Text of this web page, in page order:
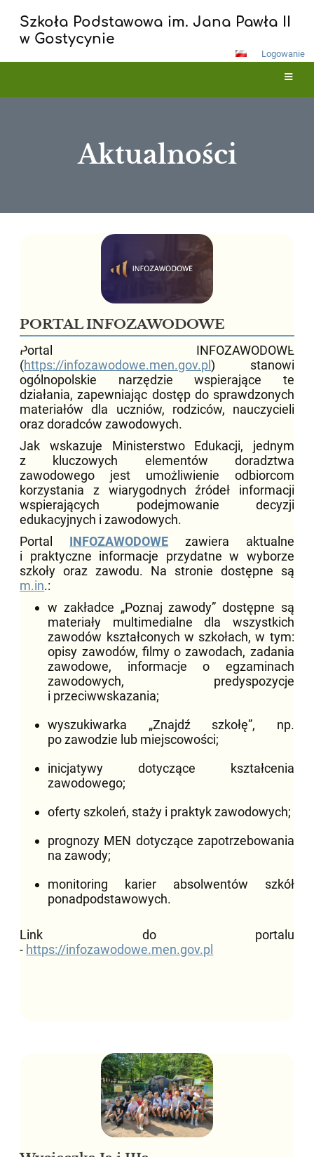
Szkoła Podstawowa im. Jana Pawła II
w Gostycynie
Logowanie
Aktualności
PORTAL INFOZAWODOWE
Portal INFOZAWODOWE
(https://infozawodowe.men.gov.pl) stanowi
ogólnopolskie narzędzie wspierające te
działania, zapewniając dostęp do sprawdzonych
materiałów dla uczniów, rodziców, nauczycieli
oraz doradców zawodowych.
Jak wskazuje Ministerstwo Edukacji, jednym
z kluczowych elementów doradztwa
zawodowego jest umożliwienie odbiorcom
korzystania z wiarygodnych źródeł informacji
wspierających podejmowanie decyzji
edukacyjnych i zawodowych.
Portal INFOZAWODOWE zawiera aktualne
i praktyczne informacje przydatne w wyborze
szkoły oraz zawodu. Na stronie dostępne są
m.in.:
w zakładce „Poznaj zawody” dostępne są
materiały multimedialne dla wszystkich
zawodów kształconych w szkołach, w tym:
opisy zawodów, filmy o zawodach, zadania
zawodowe, informacje o egzaminach
zawodowych, predyspozycje
i przeciwwskazania;
wyszukiwarka „Znajdź szkołę”, np.
po zawodzie lub miejscowości;
inicjatywy dotyczące kształcenia
zawodowego;
oferty szkoleń, staży i praktyk zawodowych;
prognozy MEN dotyczące zapotrzebowania
na zawody;
monitoring karier absolwentów szkół
ponadpodstawowych.
Link do portalu
- https://infozawodowe.men.gov.pl